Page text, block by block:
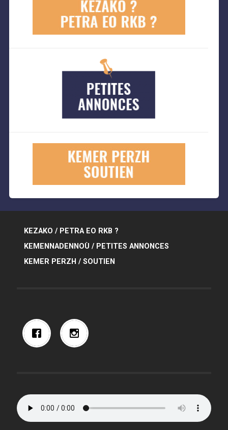
KEZAKO / PETRA EO RKB ?
KEMENNADENNOÙ / PETITES ANNONCES
KEMER PERZH / SOUTIEN